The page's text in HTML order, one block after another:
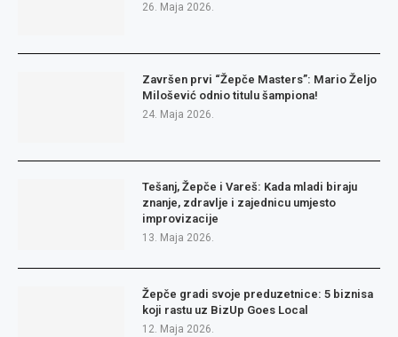
26. Maja 2026.
Završen prvi “Žepče Masters”: Mario Željo
Milošević odnio titulu šampiona!
24. Maja 2026.
Tešanj, Žepče i Vareš: Kada mladi biraju
znanje, zdravlje i zajednicu umjesto
improvizacije
13. Maja 2026.
Žepče gradi svoje preduzetnice: 5 biznisa
koji rastu uz BizUp Goes Local
12. Maja 2026.